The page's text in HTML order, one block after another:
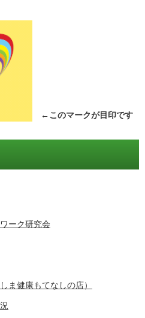
←このマークが目印です
ーク研究会
ま健康もてなしの店）